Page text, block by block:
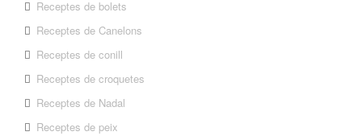
Receptes de bolets
Receptes de Canelons
Receptes de conill
Receptes de croquetes
Receptes de Nadal
Receptes de peix